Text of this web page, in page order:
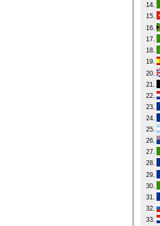
14.
15.
16.
17.
18.
19.
20.
21.
22.
23.
24.
25.
26.
27.
28.
29.
30.
31.
32.
33.